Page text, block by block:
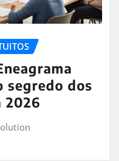
segredo dos
2026